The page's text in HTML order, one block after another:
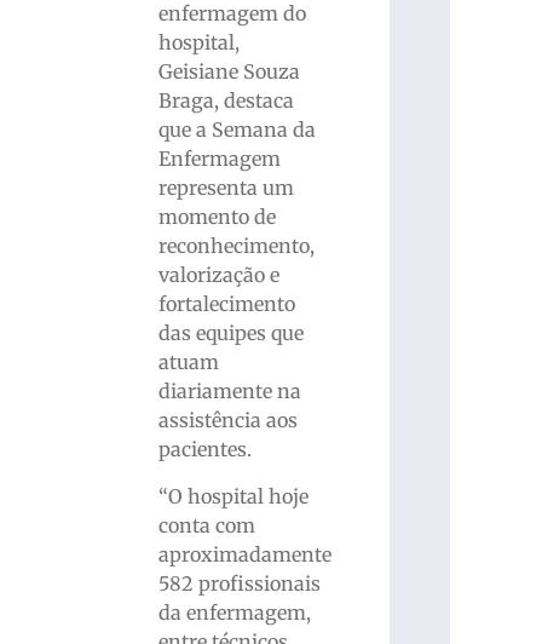
enfermagem do
hospital,
Geisiane Souza
Braga, destaca
que a Semana da
Enfermagem
representa um
momento de
reconhecimento,
valorização e
fortalecimento
das equipes que
atuam
diariamente na
assistência aos
pacientes.
“O hospital hoje
conta com
aproximadamente
582 profissionais
da enfermagem,